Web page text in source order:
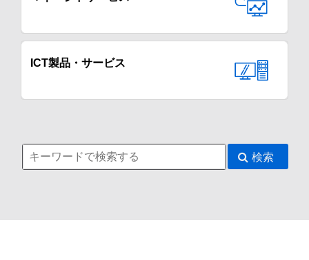
ICT製品・サービス
検索